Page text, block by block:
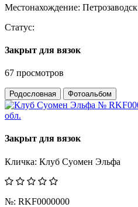
Местонахождение: Петрозаводск
Статус:
Закрыт для вязок
67 просмотров
Родословная Фотоальбом
Закрыт для вязок
Кличка: Клуб Суомен Эльфа
№: RKF0000000